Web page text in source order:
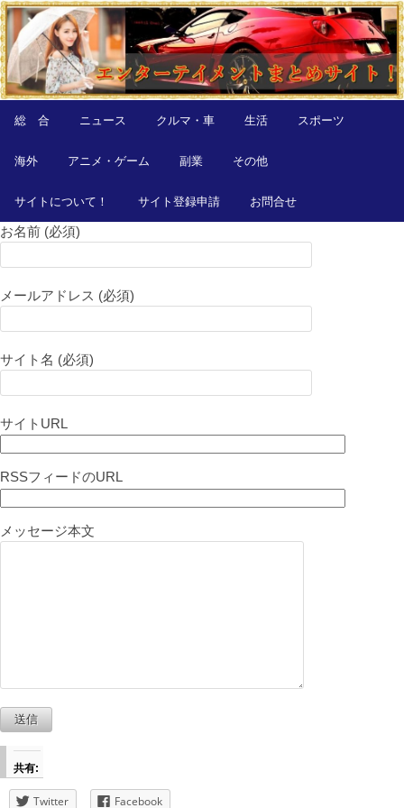
総 合 ニュース クルマ・車 生活 スポーツ
海外 アニメ・ゲーム 副業 その他
サイトについて！ サイト登録申請 お問合せ
お名前 (必須)
メールアドレス (必須)
サイト名 (必須)
サイトURL
RSSフィードのURL
メッセージ本文
共有:
Twitter Facebook